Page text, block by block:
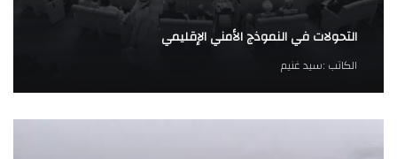
التحولات في النموذج الأمني الإقليمي
الكاتب :سيد غنيم